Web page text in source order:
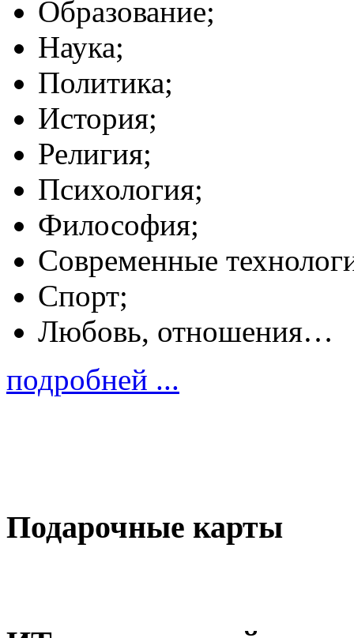
Образование;
Наука;
Политика;
История;
Религия;
Психология;
Философия;
Современные
Спорт;
Любовь, отношения…
подробней ...
Подарочные карты